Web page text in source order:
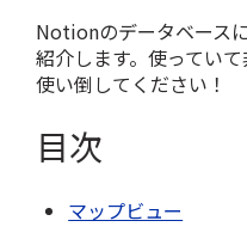
Notionのデータベース
紹介します。使ってい
使い倒してください！
目次
マップビュー